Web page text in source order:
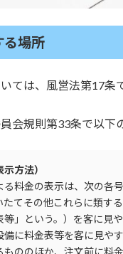
場所
ては、風営法第17条
会規則第33条で以下
方法）
料金の表示は、次の各
てその他これらに類す
」という。）を客に見
に料金表等を客に見やす
ののほか、注文前に料金